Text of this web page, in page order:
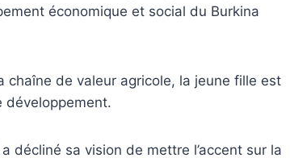
économique et social du Burkina
de valeur agricole, la jeune fille est
développement.
décliné sa vision de mettre l’accent sur la